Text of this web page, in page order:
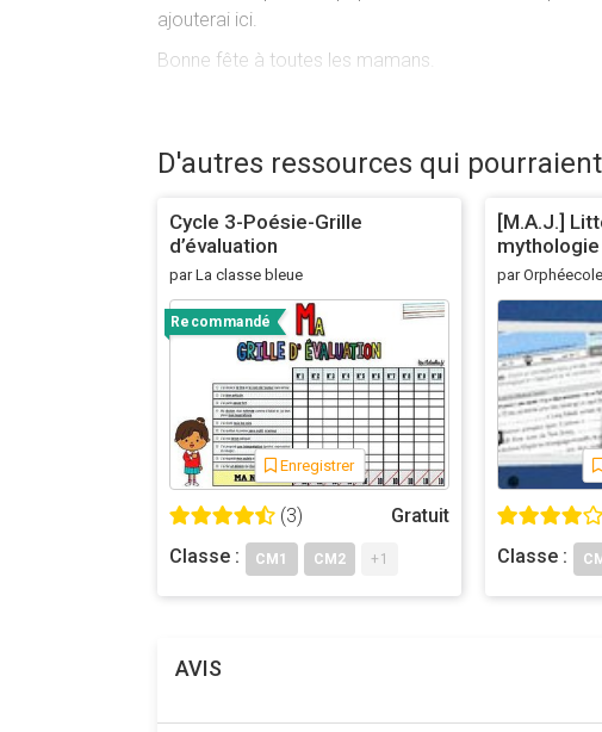
ajouterai ici.
Bonne fête à toutes les mamans.
D'autres ressources qui
Cycle 3-Poésie-Grille
d’évaluation
par La classe bleue
Recommandé
Enregistrer
(3)
Gratuit
Classe :
CM1 CM2 +1
[M.A.J.]
d’Hercule,
par Orphéecole
Classe :
AVIS